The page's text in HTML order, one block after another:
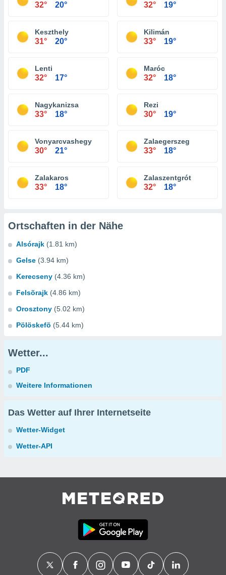
32° 20° 32° 19°
Keszthely
31° 20°
Kilimán
33° 19°
Lenti
32° 17°
Maróc
32° 18°
Nagykanizsa
33° 18°
Rezi
30° 19°
Vonyarcvashegy
30° 21°
Zalaegerszeg
33° 18°
Zalakaros
33° 18°
Zalaszentgrót
32° 18°
Ortschaften in der Nähe
Alsórajk (1.81 km)
Gelse (3.94 km)
Kerecseny (4.36 km)
Felsõrajk (4.86 km)
Orosztony (5.02 km)
Pölöskefõ (5.44 km)
Wetter...
PDF
Weitere Informationen
Das Wetter auf Ihrer Internetseite
Wetter-Widget
Wetter-API